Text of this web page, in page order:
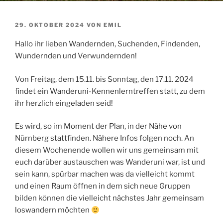
VERÖFFENTLICHT
29. OKTOBER 2024 VON EMIL
Hallo ihr lieben Wandernden, Suchenden, Findenden,
Wundernden und Verwundernden!
Von Freitag, dem 15.11. bis Sonntag, den 17.11. 2024
findet ein Wanderuni-Kennenlerntreffen statt, zu dem
ihr herzlich eingeladen seid!
Es wird, so im Moment der Plan, in der Nähe von
Nürnberg stattfinden. Nähere Infos folgen noch. An
diesem Wochenende wollen wir uns gemeinsam mit
euch darüber austauschen was Wanderuni war, ist und
sein kann, spürbar machen was da vielleicht kommt
und einen Raum öffnen in dem sich neue Gruppen
bilden können die vielleicht nächstes Jahr gemeinsam
loswandern möchten